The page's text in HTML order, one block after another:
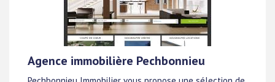
Agence immobilière Pechbonnieu